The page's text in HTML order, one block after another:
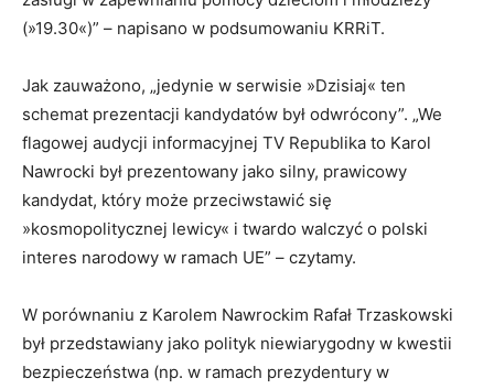
(»19.30«)” – napisano w podsumowaniu KRRiT.
Jak zauważono, „jedynie w serwisie »Dzisiaj« ten
schemat prezentacji kandydatów był odwrócony”. „We
flagowej audycji informacyjnej TV Republika to Karol
Nawrocki był prezentowany jako silny, prawicowy
kandydat, który może przeciwstawić się
»kosmopolitycznej lewicy« i twardo walczyć o polski
interes narodowy w ramach UE” – czytamy.
W porównaniu z Karolem Nawrockim Rafał Trzaskowski
był przedstawiany jako polityk niewiarygodny w kwestii
bezpieczeństwa (np. w ramach prezydentury w